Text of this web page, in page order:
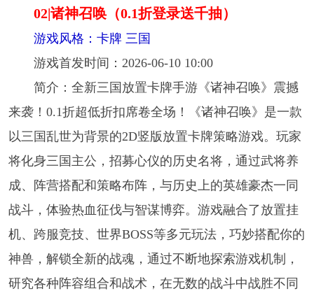
02|诸神召唤（0.1折登录送千抽）
游戏风格：卡牌 三国
游戏首发时间：2026-06-10 10:00
简介：全新三国放置卡牌手游《诸神召唤》震撼
来袭！0.1折超低折扣席卷全场！《诸神召唤》是一款
以三国乱世为背景的2D竖版放置卡牌策略游戏。玩家
将化身三国主公，招募心仪的历史名将，通过武将养
成、阵营搭配和策略布阵，与历史上的英雄豪杰一同
战斗，体验热血征伐与智谋博弈。游戏融合了放置挂
机、跨服竞技、世界BOSS等多元玩法，巧妙搭配你的
神兽，解锁全新的战魂，通过不断地探索游戏机制，
研究各种阵容组合和战术，在无数的战斗中战胜不同